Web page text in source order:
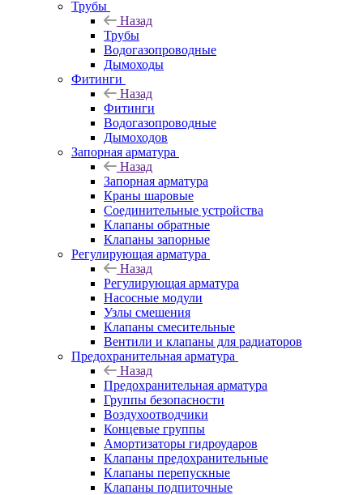
Трубы
Назад
Трубы
Водогазопроводные
Дымоходы
Фитинги
Назад
Фитинги
Водогазопроводные
Дымоходов
Запорная арматура
Назад
Запорная арматура
Краны шаровые
Соединительные устройства
Клапаны обратные
Клапаны запорные
Регулирующая арматура
Назад
Регулирующая арматура
Насосные модули
Узлы смешения
Клапаны смесительные
Вентили и клапаны для радиаторов
Предохранительная арматура
Назад
Предохранительная арматура
Группы безопасности
Воздухоотводчики
Концевые группы
Амортизаторы гидроударов
Клапаны предохранительные
Клапаны перепускные
Клапаны подпиточные